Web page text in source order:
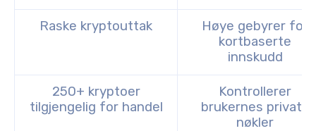
Raske kryptouttak
Høye gebyrer for
kortbaserte
innskudd
250+ kryptoer
tilgjengelig for handel
Kontrollerer
brukernes private
nøkler